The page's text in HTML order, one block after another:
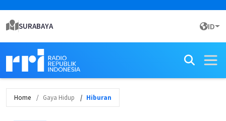
SURABAYA ID
Home Gaya Hidup Hiburan